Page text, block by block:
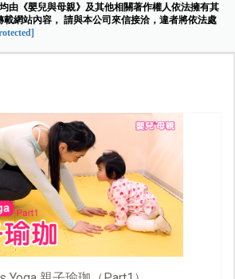
由《嬰兒與母親》及其他相關著作權人依法擁有其
網站內容， 請與本公司來信接洽，違者將依法處